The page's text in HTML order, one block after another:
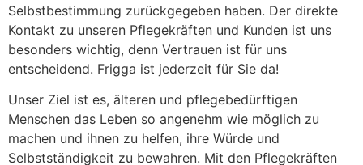
Selbstbestimmung zurückgegeben haben. Der direkte
Kontakt zu unseren Pflegekräften und Kunden ist uns
besonders wichtig, denn Vertrauen ist für uns
entscheidend. Frigga ist jederzeit für Sie da!
Unser Ziel ist es, älteren und pflegebedürftigen
Menschen das Leben so angenehm wie möglich zu
machen und ihnen zu helfen, ihre Würde und
Selbstständigkeit zu bewahren. Mit den Pflegekräften